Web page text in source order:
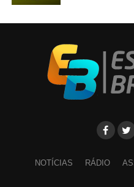
NOTÍCIAS RÁDIO